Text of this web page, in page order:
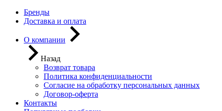
Бренды
Доставка и оплата
О компании
Назад
Возврат товара
Политика конфиденциальности
Согласие на обработку персональных данных
Договор-оферта
Контакты